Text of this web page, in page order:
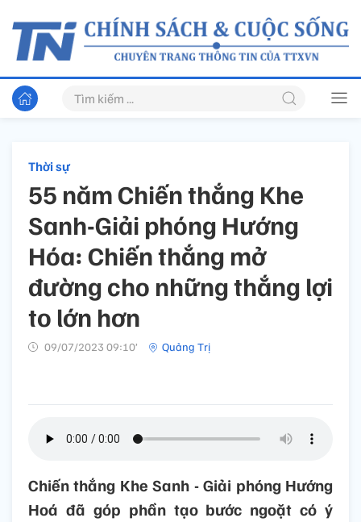
Thời sự
55 năm Chiến thắng Khe
Sanh-Giải phóng Hướng
Hóa: Chiến thắng mở
đường cho những thắng lợi
to lớn hơn
09/07/2023 09:10’ Quảng Trị
Chiến thắng Khe Sanh - Giải phóng Hướng
Hoá đã góp phần tạo bước ngoặt có ý